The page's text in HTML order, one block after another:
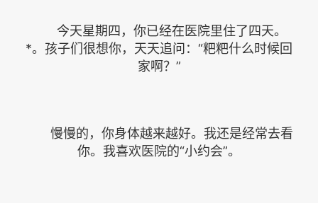
今天星期四，你已经在医院里住了四天。
*。孩子们很想你，天天追问：“粑粑什么时候回
家啊？”
慢慢的，你身体越来越好。我还是经常去看
你。我喜欢医院的“小约会”。